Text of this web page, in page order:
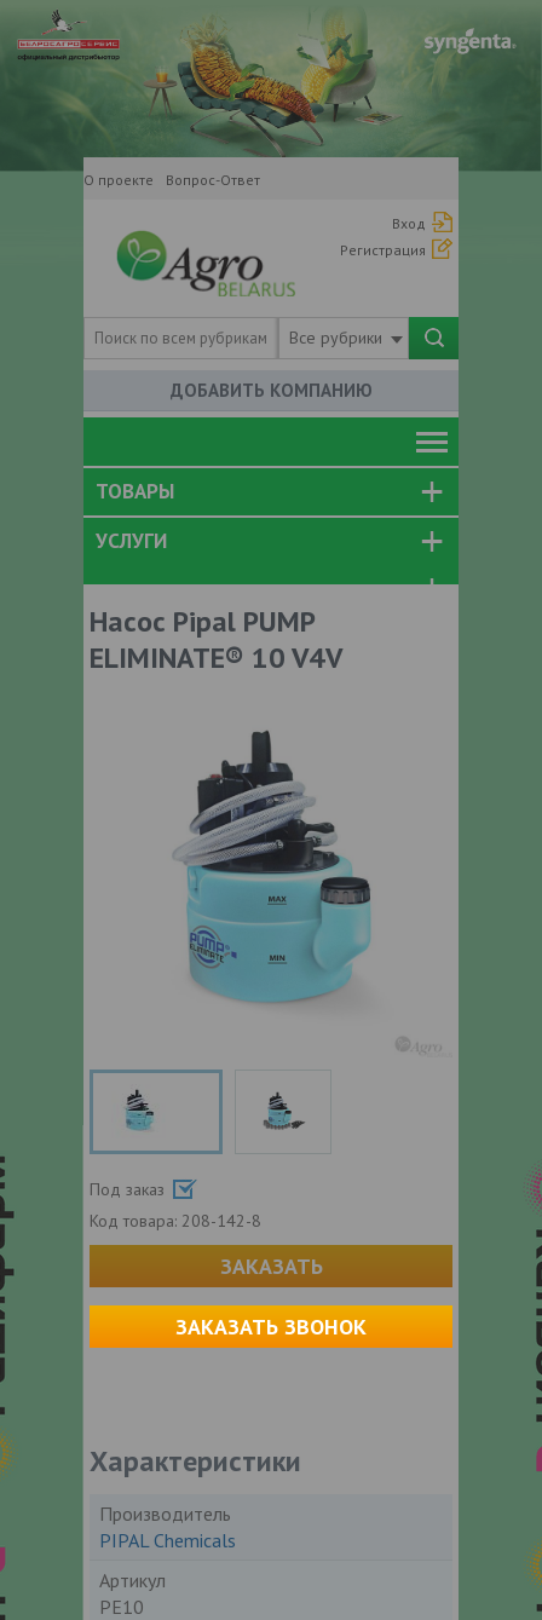
О проекте Вопрос-Ответ
Вход
Регистрация
Все рубрики
ДОБАВИТЬ КОМПАНИЮ
ТОВАРЫ
УСЛУГИ
Насос Pipal PUMP
ELIMINATE® 10 V4V
Под заказ
Код товара: 208-142-8
ЗАКАЗАТЬ
ЗАКАЗАТЬ ЗВОНОК
Характеристики
Производитель
PIPAL Chemicals
Артикул
PE10